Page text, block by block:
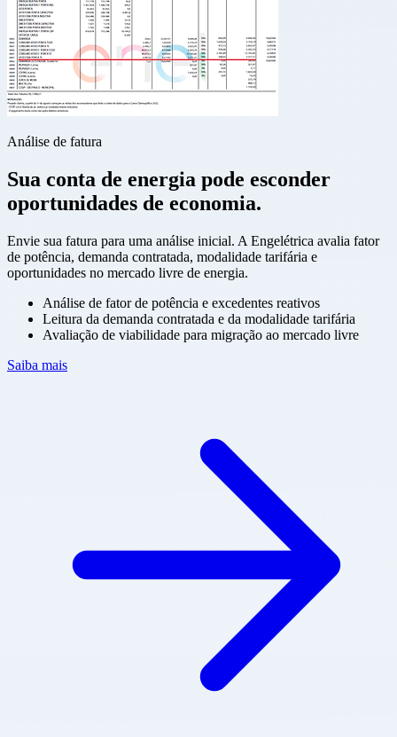
Análise de fatura
Sua conta de energia pode esconder
oportunidades de economia.
Envie sua fatura para uma análise inicial. A Engelétrica avalia fator
de potência, demanda contratada, modalidade tarifária e
oportunidades no mercado livre de energia.
Análise de fator de potência e excedentes reativos
Leitura da demanda contratada e da modalidade tarifária
Avaliação de viabilidade para migração ao mercado livre
Saiba mais